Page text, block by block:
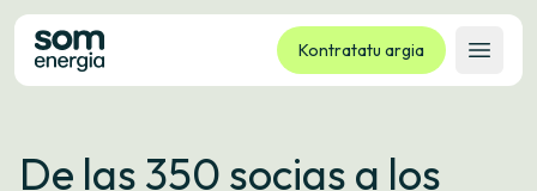
Kontratatu argia
Ireki
Tarifak
De las 350 socias a los